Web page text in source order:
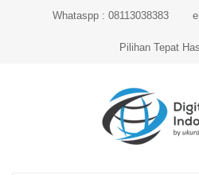
Whataspp : 08113038383
Pilihan Tepat